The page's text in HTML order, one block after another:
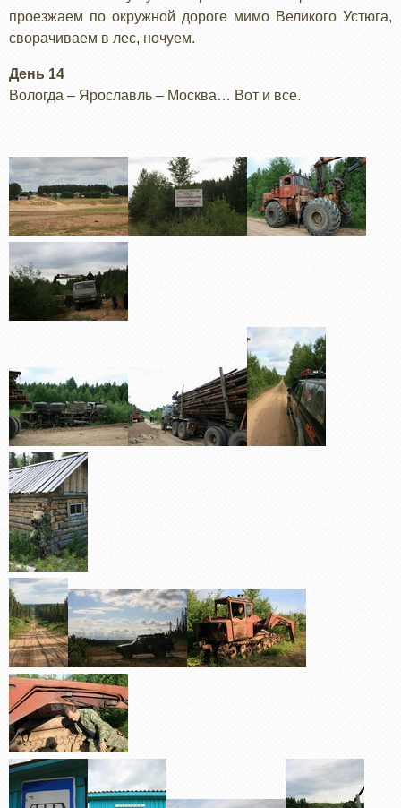
проезжаем по окружной дороге мимо Великого Устюга,
сворачиваем в лес, ночуем.
День 14
Вологда – Ярославль – Москва… Вот и все.